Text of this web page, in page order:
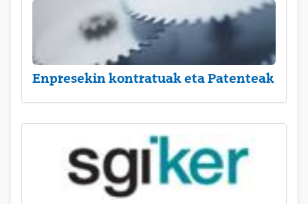
Enpresekin kontratuak eta Patenteak